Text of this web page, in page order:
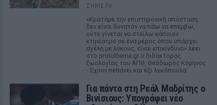
ΣΉΜΕΡΑ
«Κρατάμε την επιστημονική απόσταση,
δεν είναι δυνατόν να πάω να επέμβω,
ούτε γίνεται να στείλω κάποιον
κτηνίατρο σε ένα μέρος όπου υπάρχει
αγέλη με λύκους, είναι επικίνδυνο» λέει
στο protothema.gr ο διδάκτορας
ζωολογίας του ΑΠΘ, Θεόδωρος Κομηνός
- Έχουν πεθάνει και έξι λυκόπουλα
Για πάντα στη Ρεάλ Μαδρίτης ο
Βινίσιους: Υπογράφει νέο